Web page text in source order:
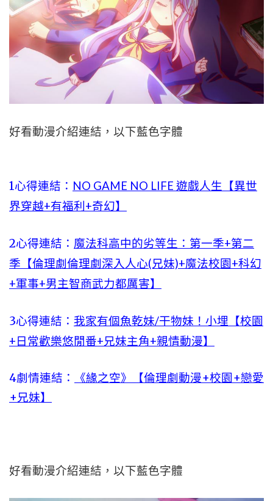
好看動漫介紹連結，以下藍色字體
1心得連結： NO GAME NO LIFE 遊戲人生【異世
界穿越+有福利+奇幻】
2心得連結： 魔法科高中的劣等生：第一季+第二
季【倫理劇倫理劇深入人心(兄妹)+魔法校園+科幻
+軍事+男主智商武力都厲害】
3心得連結： 我家有個魚乾妹/干物妹！小埋【校園
+日常歡樂悠閒番+兄妹主角+親情動漫】
4劇情連結：
《緣之空》【倫理劇動漫+校園+戀愛
+兄妹】
好看動漫介紹連結，以下藍色字體